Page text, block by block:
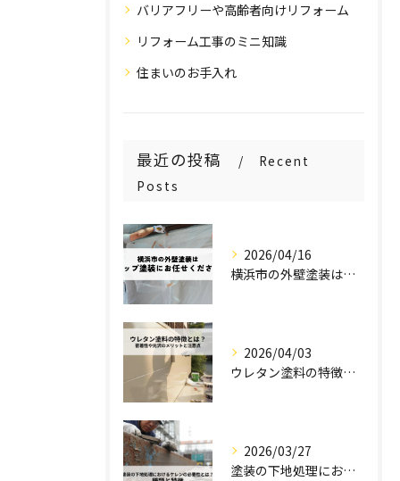
バリアフリーや高齢者向けリフォーム
リフォーム工事のミニ知識
住まいのお手入れ
最近の投稿
Recent
Posts
2026/04/16
横浜市の外壁塗装はステップ塗装にお任せください！
2026/04/03
ウレタン塗料の特徴とは？密着性や光沢のメリットと注意点を解説！
2026/03/27
塗装の下地処理におけるケレンの必要性とは？種類と特徴を解説！